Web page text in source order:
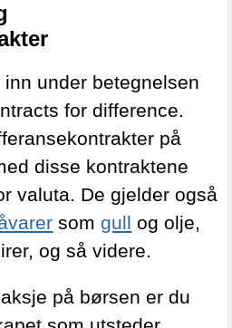
under betegnelsen
for difference.
på
disse kontraktene
valuta. De gjelder også
somgull og olje,
og så videre.
på børsen er du